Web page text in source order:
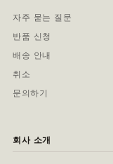
자주 묻는 질문
반품 신청
배송 안내
취소
문의하기
회사 소개